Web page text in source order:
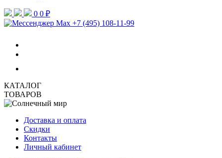
0 0 ₽
+7 (495) 108-11-99
КАТАЛОГ
ТОВАРОВ
Доставка и оплата
Скидки
Контакты
Личный кабинет